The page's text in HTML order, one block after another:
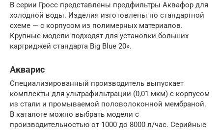
В серии Гросс представлены предфильтры Аквафор для
холодной воды. Изделия изготовлены по стандартной
схеме — с корпусом из полимерных материалов.
Крупные модели подходят для установки больших
картриджей стандарта Big Blue 20».
Акварис
Специализированный производитель выпускает
комплекты для ультрафильтрации (0,01 мкм) с корпусом
из стали и промываемой половолоконной мембраной.
В каталоге можно выбрать модели с
производительностью от 1000 до 8000 л/час. Серийные